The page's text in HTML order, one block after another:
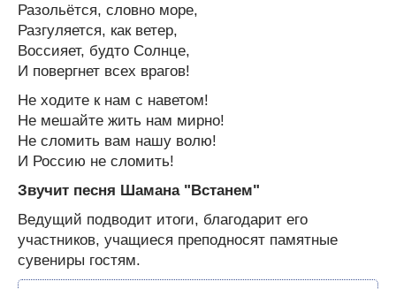
Разольётся, словно море,
Разгуляется, как ветер,
Воссияет, будто Солнце,
И повергнет всех врагов!
Не ходите к нам с наветом!
Не мешайте жить нам мирно!
Не сломить вам нашу волю!
И Россию не сломить!
Звучит песня Шамана "Встанем"
Ведущий подводит итоги, благодарит его
участников, учащиеся преподносят памятные
сувениры гостям.